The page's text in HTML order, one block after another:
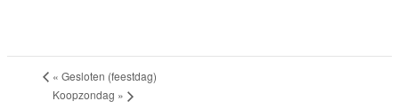
« Gesloten (feestdag)
Koopzondag »